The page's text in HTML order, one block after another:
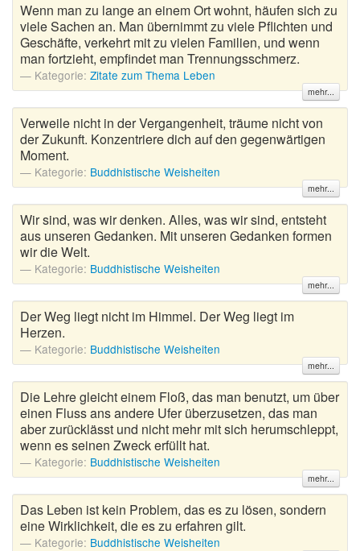
Wenn man zu lange an einem Ort wohnt, häufen sich zu
viele Sachen an. Man übernimmt zu viele Pflichten und
Geschäfte, verkehrt mit zu vielen Familien, und wenn
man fortzieht, empfindet man Trennungsschmerz.
Kategorie: Zitate zum Thema Leben
mehr...
Verweile nicht in der Vergangenheit, träume nicht von
der Zukunft. Konzentriere dich auf den gegenwärtigen
Moment.
Kategorie: Buddhistische Weisheiten
mehr...
Wir sind, was wir denken. Alles, was wir sind, entsteht
aus unseren Gedanken. Mit unseren Gedanken formen
wir die Welt.
Kategorie: Buddhistische Weisheiten
mehr...
Der Weg liegt nicht im Himmel. Der Weg liegt im
Herzen.
Kategorie: Buddhistische Weisheiten
mehr...
Die Lehre gleicht einem Floß, das man benutzt, um über
einen Fluss ans andere Ufer überzusetzen, das man
aber zurücklässt und nicht mehr mit sich herumschleppt,
wenn es seinen Zweck erfüllt hat.
Kategorie: Buddhistische Weisheiten
mehr...
Das Leben ist kein Problem, das es zu lösen, sondern
eine Wirklichkeit, die es zu erfahren gilt.
Kategorie: Buddhistische Weisheiten